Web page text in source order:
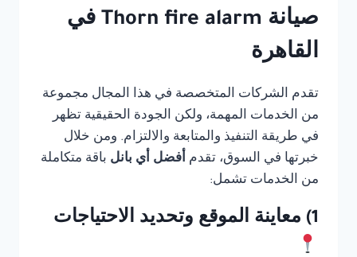
صيانة Thorn fire alarm في
القاهرة
تقدم الشركات المتخصصة في هذا المجال مجموعة
من الخدمات المهمة، ولكن الجودة الحقيقية تظهر
في طريقة التنفيذ والمتابعة والالتزام. ومن خلال
خبرتها في السوق، تقدم أفضل أي بانل باقة متكاملة
من الخدمات تشمل:
1) معاينة الموقع وتحديد الاحتياجات